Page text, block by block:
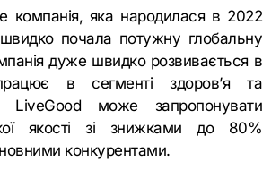
компанія, яка народилася в 2022
почала потужну глобальну
дуже швидко розвивається в
в сегменті здоров’я та
LiveGood може запропонувати
якості зі знижками до 80%
конкурентами.